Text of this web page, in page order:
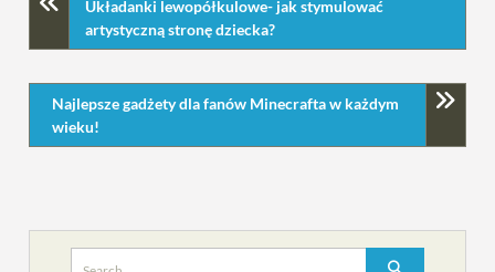
Układanki lewopółkulowe- jak stymulować
artystyczną stronę dziecka?
Najlepsze gadżety dla fanów Minecrafta w każdym
wieku!